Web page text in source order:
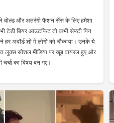
बोल्ड और अतरंगी फैशन सेंस के लिए हमेशा
टेडी बियर आउटफिट तो कभी सेफ्टी पिन
हर अवॉर्ड शो में लोगों को चौंकाया। उनके ये
लुक्स सोशल मीडिया पर खूब वायरल हुए और
का विषय बन गए।